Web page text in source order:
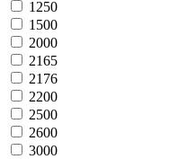
1250
1500
2000
2165
2176
2200
2500
2600
3000